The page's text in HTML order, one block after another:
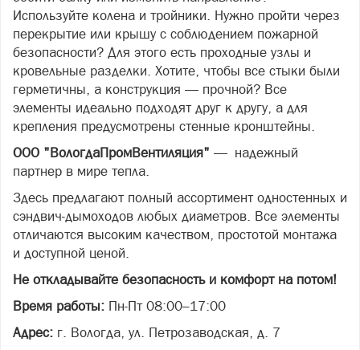
Используйте колена и тройники. Нужно пройти через
перекрытие или крышу с соблюдением пожарной
безопасности? Для этого есть проходные узлы и
кровельные разделки. Хотите, чтобы все стыки были
герметичны, а конструкция — прочной? Все
элементы идеально подходят друг к другу, а для
крепления предусмотрены стенные кронштейны.
ООО "ВологдаПромВентиляция" — надежный
партнер в мире тепла.
Здесь предлагают полный ассортимент одностенных и
сэндвич-дымоходов любых диаметров. Все элементы
отличаются высоким качеством, простотой монтажа
и доступной ценой.
Не откладывайте безопасность и комфорт на потом!
Время работы: Пн-Пт 08:00–17:00
Адрес: г. Вологда, ул. Петрозаводская, д. 7